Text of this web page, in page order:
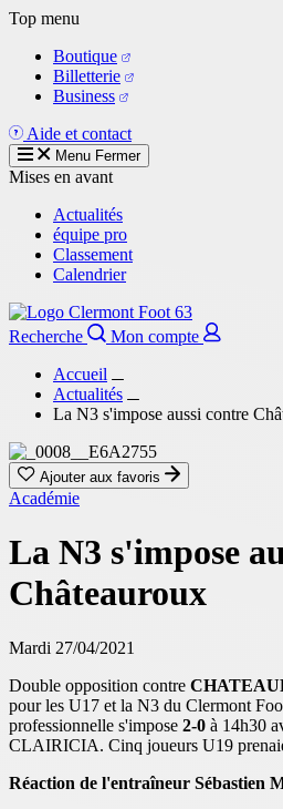
Aller
contenu
principal
Top menu
Boutique
Billetterie
Business
Aide et contact
Menu Fermer
Mises en avant
Actualités
équipe pro
Classement
Calendrier
Recherche
Mon compte
Accueil
Actualités
La N3 s'impose aussi contre
Ajouter aux favoris
Académie
La N3 s'impose
Châteauroux
Mardi 27/04/2021
Double opposition contre
pour les U17 et la N3 du Clermont
professionnelle s'impose 2-0 à 14h30
CLAIRICIA. Cinq joueurs U19
Réaction de l'entraîneur Sébastien